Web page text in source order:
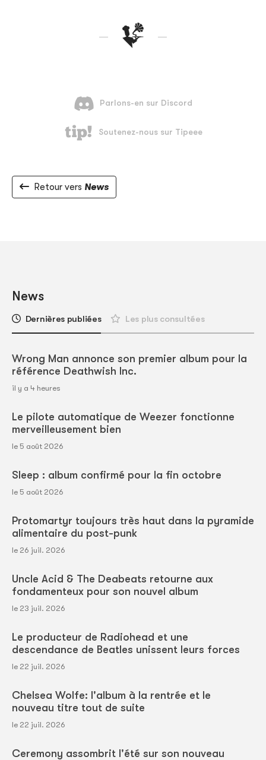
Retour vers News
News
Dernières publiées Les plus consultées
Wrong Man annonce son premier album pour la
référence Deathwish Inc.
il y a 4 heures
Le pilote automatique de Weezer fonctionne
merveilleusement bien
le 5 août 2026
Sleep : album confirmé pour la fin octobre
le 5 août 2026
Protomartyr toujours très haut dans la pyramide
alimentaire du post-punk
le 26 juil. 2026
Uncle Acid & The Deabeats retourne aux
fondamenteux pour son nouvel album
le 23 juil. 2026
Le producteur de Radiohead et une
descendance de Beatles unissent leurs forces
le 22 juil. 2026
Chelsea Wolfe: l'album à la rentrée et le
nouveau titre tout de suite
le 22 juil. 2026
Ceremony assombrit l'été sur son nouveau